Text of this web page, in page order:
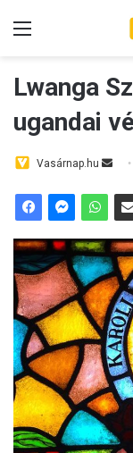
Lwanga
ugandai
Vasárnap.hu
a
n
e
m
a
i
l